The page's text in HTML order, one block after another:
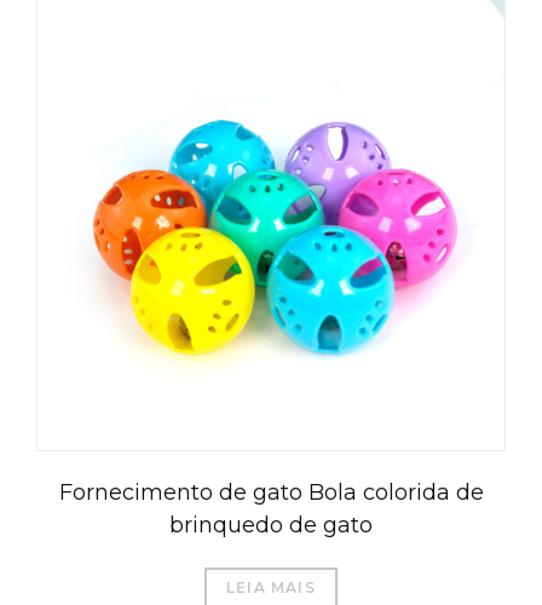
Fornecimento de gato Bola colorida de
brinquedo de gato
LEIA MAIS